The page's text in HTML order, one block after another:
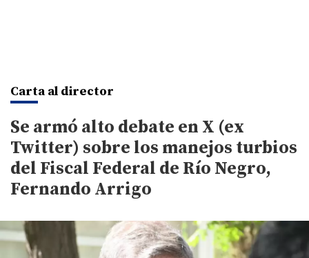
Carta al director
Se armó alto debate en X (ex
Twitter) sobre los manejos turbios
del Fiscal Federal de Río Negro,
Fernando Arrigo